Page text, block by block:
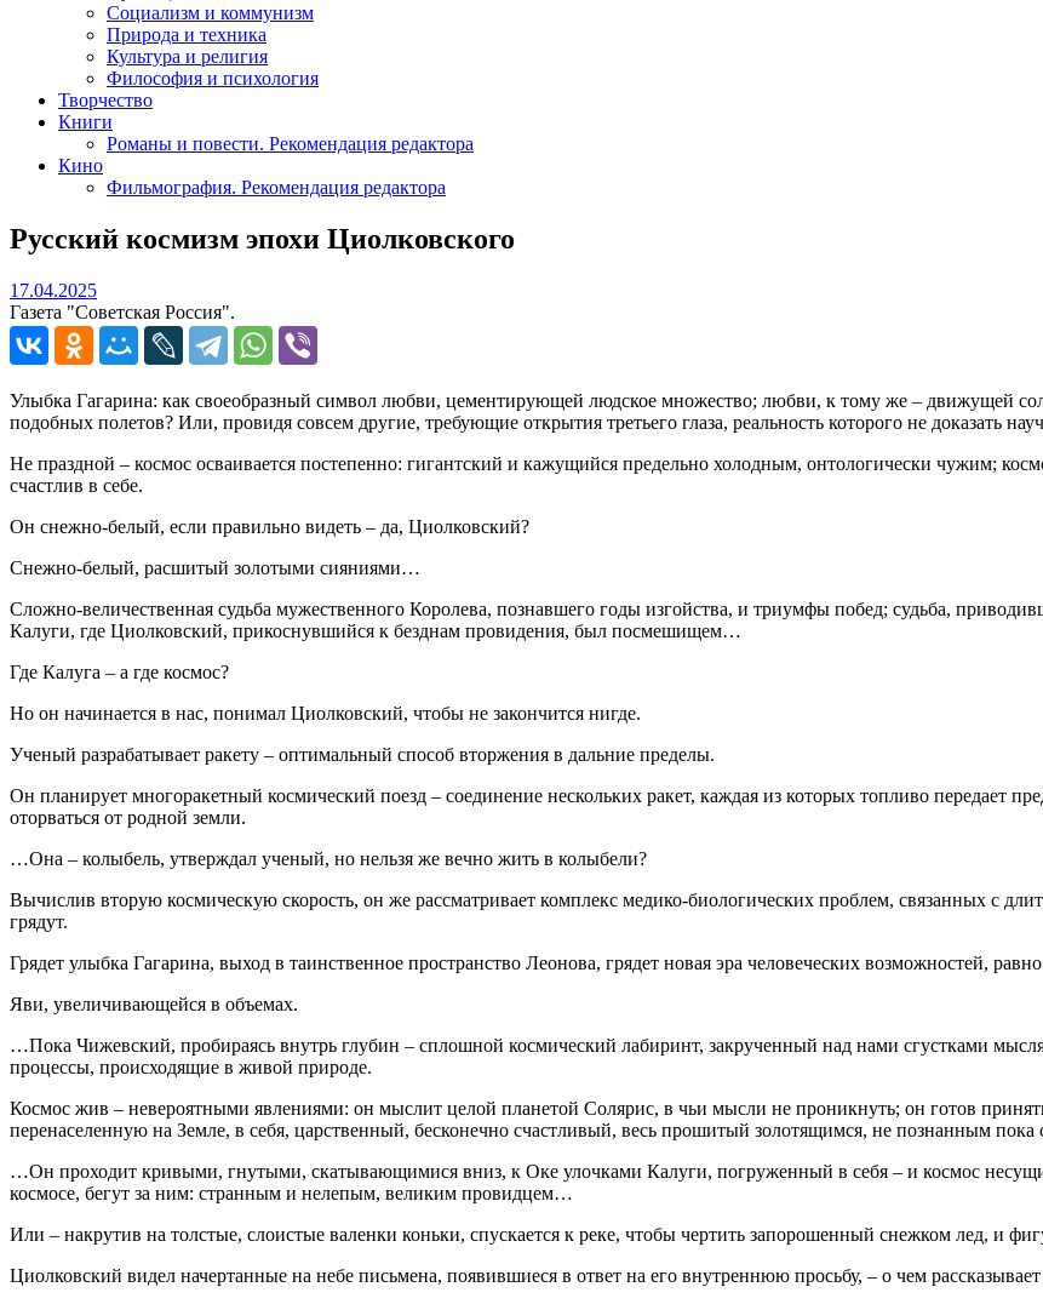
Социализм и коммунизм
Природа и техника
Культура и религия
Философия и психология
Творчество
Книги
Романы и повести. Рекомендация редактора
Кино
Фильмография. Рекомендация редактора
Русский космизм эпохи Циолковского
17.04.202517.04.2025
Газета "Советская Россия".
Улыбка Гагарина: как своеобразный символ любви, цементирующей людское множество; любви, к тому же – движущей
подобных полетов? Или, провидя совсем другие, требующие открытия третьего глаза, реальность которого не доказать
Не праздной – космос осваивается постепенно: гигантский и кажущийся предельно холодным, онтологически чужим;
счастлив в себе.
Он снежно-белый, если правильно видеть – да, Циолковский?
Снежно-белый, расшитый золотыми сияниями…
Сложно-величественная судьба мужественного Королева, познавшего годы изгойства, и триумфы побед; судьба,
Калуги, где Циолковский, прикоснувшийся к безднам провидения, был посмешищем…
Где Калуга – а где космос?
Но он начинается в нас, понимал Циолковский, чтобы не закончится нигде.
Ученый разрабатывает ракету – оптимальный способ вторжения в дальние пределы.
Он планирует многоракетный космический поезд – соединение нескольких ракет, каждая из которых топливо передает
оторваться от родной земли.
…Она – колыбель, утверждал ученый, но нельзя же вечно жить в колыбели?
Вычислив вторую космическую скорость, он же рассматривает комплекс медико-биологических проблем, связанных с
грядут.
Грядет улыбка Гагарина, выход в таинственное пространство Леонова, грядет новая эра человеческих возможностей,
Яви, увеличивающейся в объемах.
…Пока Чижевский, пробираясь внутрь глубин – сплошной космический лабиринт, закрученный над нами сгустками
процессы, происходящие в живой природе.
Космос жив – невероятными явлениями: он мыслит целой планетой Солярис, в чьи мысли не проникнуть; он готов
перенаселенную на Земле, в себя, царственный, бесконечно счастливый, весь прошитый золотящимся, не познанным
…Он проходит кривыми, гнутыми, скатывающимися вниз, к Оке улочками Калуги, погруженный в себя – и космос
космосе, бегут за ним: странным и нелепым, великим провидцем…
Или – накрутив на толстые, слоистые валенки коньки, спускается к реке, чтобы чертить запорошенный снежком лед, и
Циолковский видел начертанные на небе письмена, появившиеся в ответ на его внутреннюю просьбу, – о чем